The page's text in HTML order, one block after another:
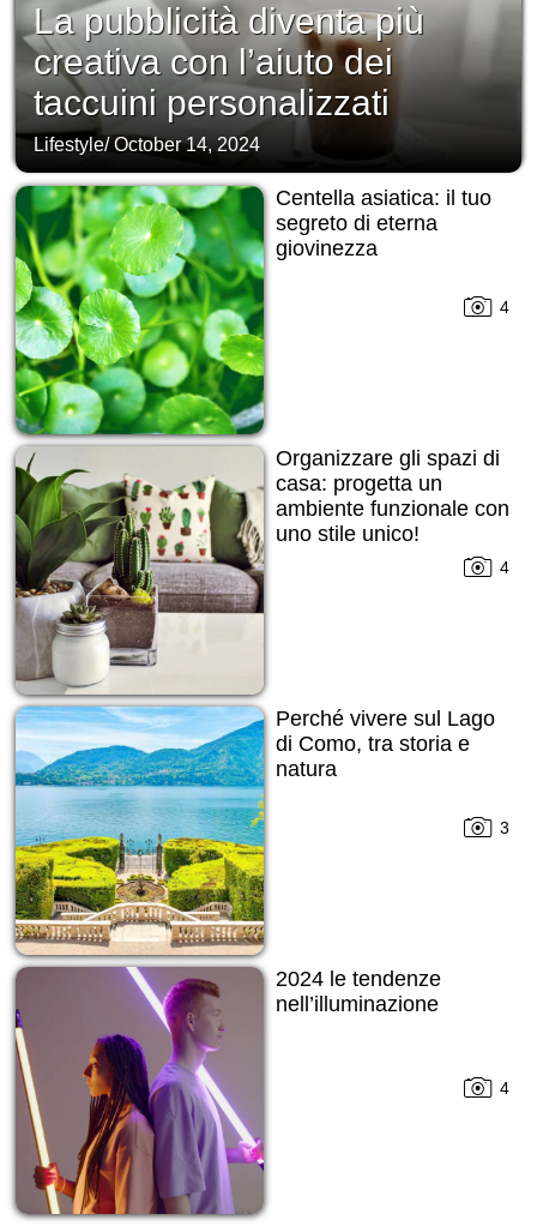
La pubblicità diventa più
creativa con l’aiuto dei
taccuini personalizzati
Lifestyle/October 14, 2024
Centella asiatica: il tuo
segreto di eterna
giovinezza
4
Organizzare gli spazi di
casa: progetta un
ambiente funzionale con
uno stile unico!
4
Perché vivere sul Lago
di Como, tra storia e
natura
3
2024 le tendenze
nell’illuminazione
4